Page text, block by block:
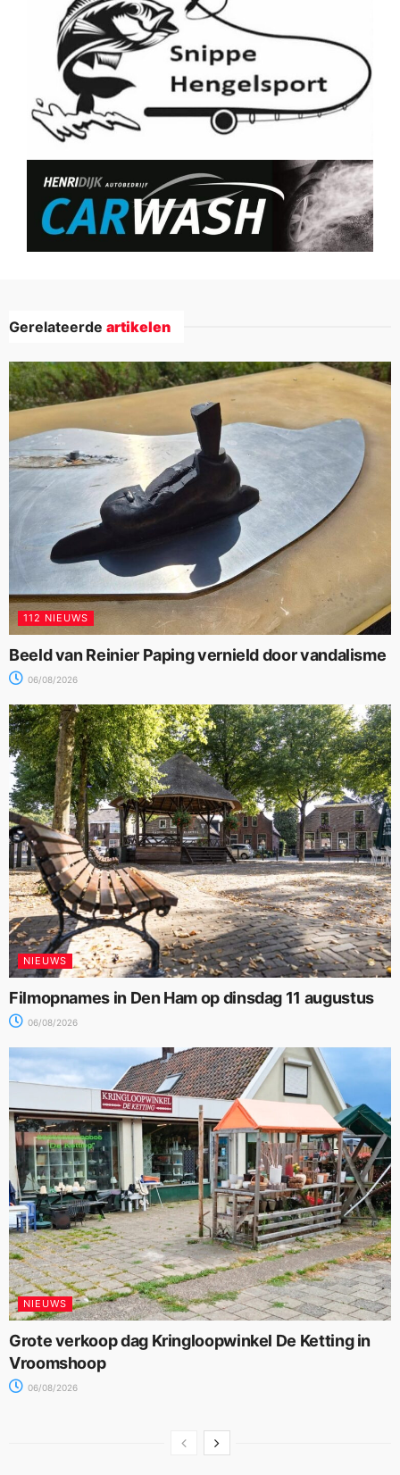
Gerelateerde artikelen
112 NIEUWS
Beeld van Reinier Paping vernield door vandalisme
06/08/2026
NIEUWS
Filmopnames in Den Ham op dinsdag 11 augustus
06/08/2026
NIEUWS
Grote verkoop dag Kringloopwinkel De Ketting in
Vroomshoop
06/08/2026